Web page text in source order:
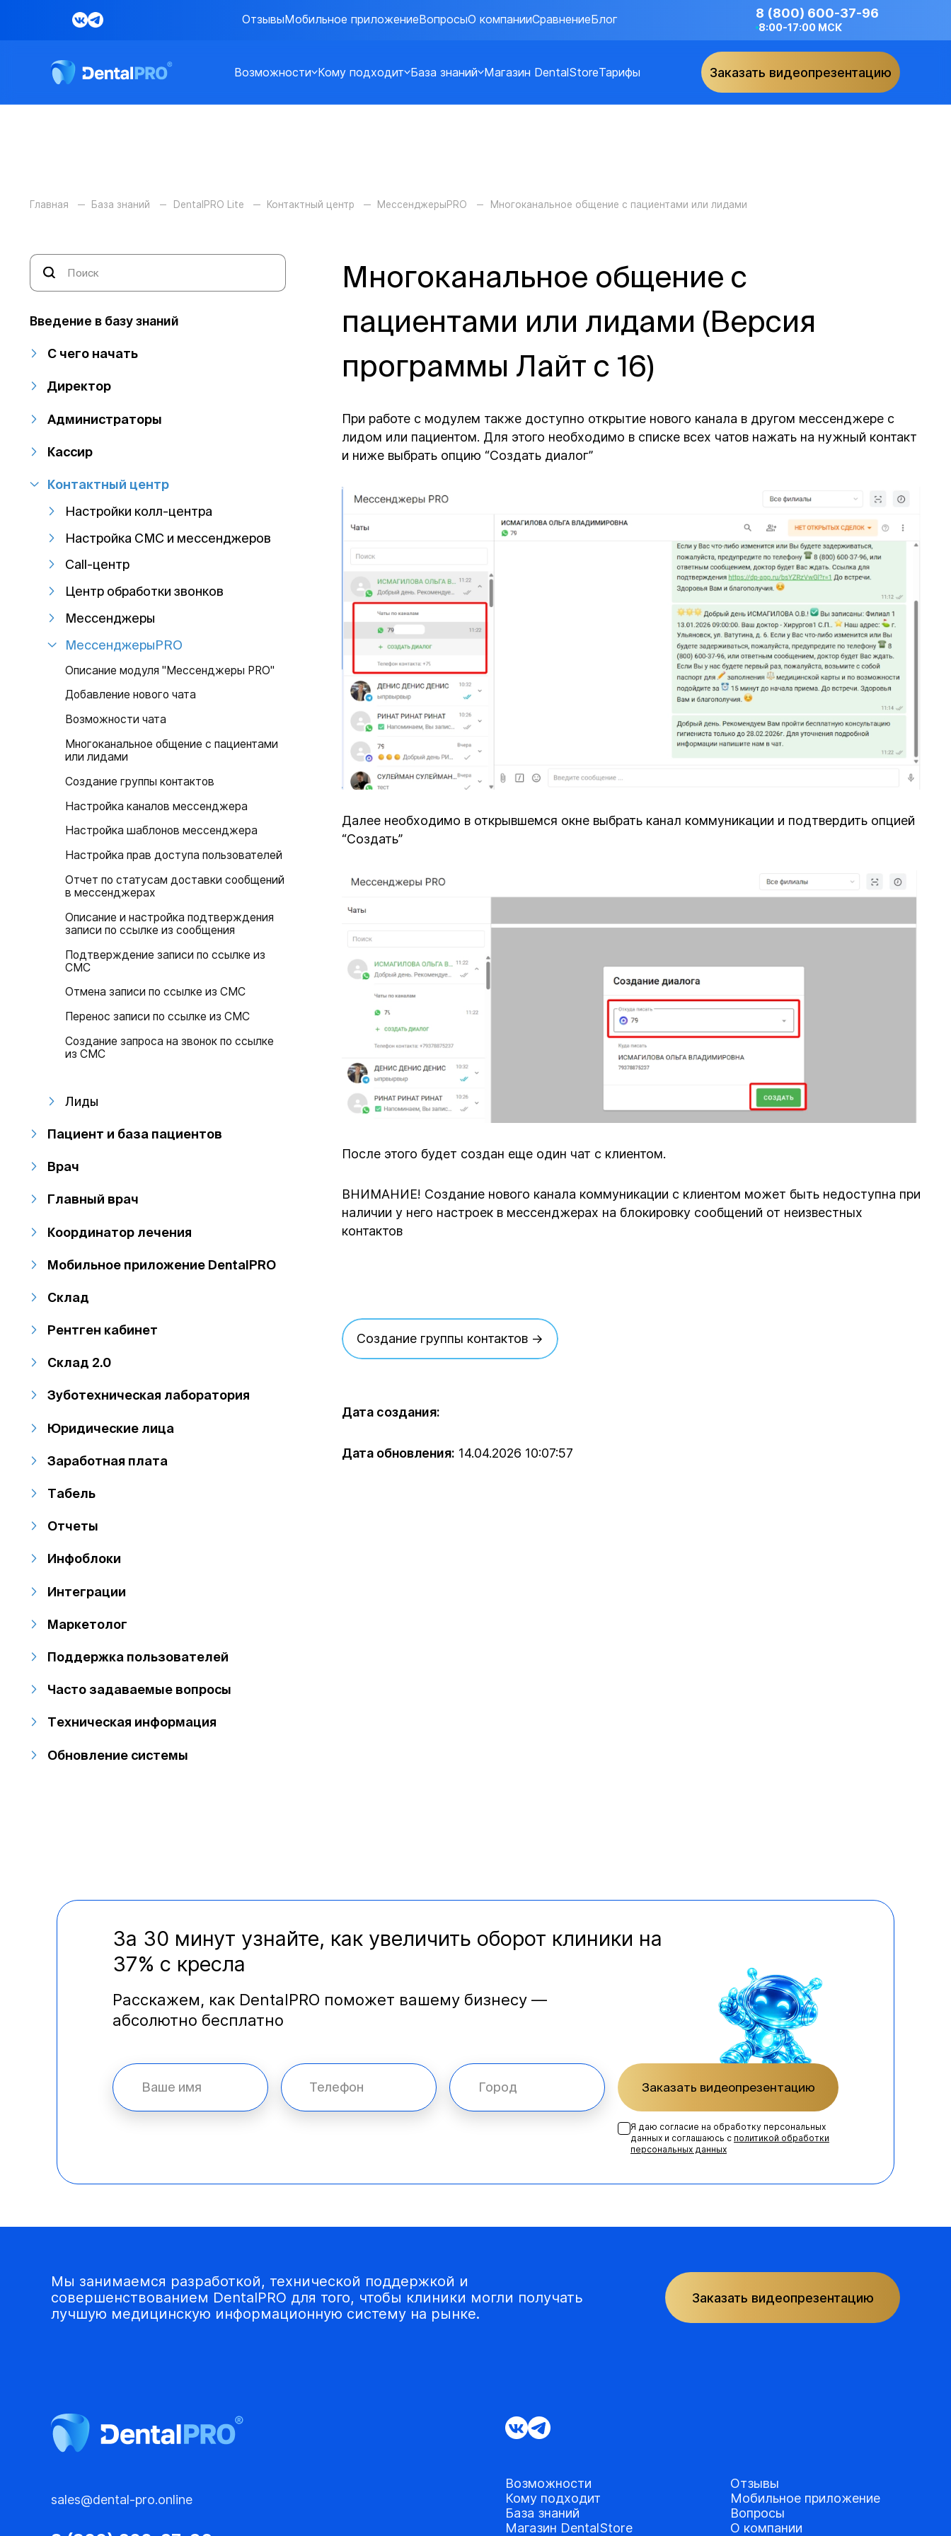
ОтзывыМобильное приложениеВопросыО компанииСравнениеБлог 8 (800) 600-37-96
8:00-17:00 МСК
Возможности Кому подходит База знаний Магазин DentalStoreТарифы Заказать видеопрезентацию
Главная База знаний DentalPRO Lite Контактный центр МессенджерыPRO Многоканальное общение с пациентами или лидами
Введение в базу знаний
С чего начать
Директор
Администраторы
Кассир
Контактный центр
Настройки колл-центра
Настройка СМС и мессенджеров
Call-центр
Центр обработки звонков
Мессенджеры
МессенджерыPRO
Описание модуля "Мессенджеры PRO"
Добавление нового чата
Возможности чата
Многоканальное общение с пациентами
или лидами
Создание группы контактов
Настройка каналов мессенджера
Настройка шаблонов мессенджера
Настройка прав доступа пользователей
Отчет по статусам доставки сообщений
в мессенджерах
Описание и настройка подтверждения
записи по ссылке из сообщения
Подтверждение записи по ссылке из
СМС
Отмена записи по ссылке из СМС
Перенос записи по ссылке из СМС
Создание запроса на звонок по ссылке
из СМС
Лиды
Пациент и база пациентов
Врач
Главный врач
Координатор лечения
Мобильное приложение DentalPRO
Склад
Рентген кабинет
Склад 2.0
Зуботехническая лаборатория
Юридические лица
Заработная плата
Табель
Отчеты
Инфоблоки
Интеграции
Маркетолог
Поддержка пользователей
Часто задаваемые вопросы
Техническая информация
Обновление системы
Многоканальное общение с
пациентами или лидами (Версия
программы Лайт с 16)
При работе с модулем также доступно открытие нового канала в другом мессенджере с
лидом или пациентом. Для этого необходимо в списке всех чатов нажать на нужный контакт
и ниже выбрать опцию “Создать диалог”
Далее необходимо в открывшемся окне выбрать канал коммуникации и подтвердить опцией
“Создать”
После этого будет создан еще один чат с клиентом.
ВНИМАНИЕ! Создание нового канала коммуникации с клиентом может быть недоступна при
наличии у него настроек в мессенджерах на блокировку сообщений от неизвестных
контактов
Создание группы контактов →
Дата создания:
Дата обновления: 14.04.2026 10:07:57
За 30 минут узнайте, как увеличить оборот клиники на
37% с кресла
Расскажем, как DentalPRO поможет вашему бизнесу —
абсолютно бесплатно
Заказать видеопрезентацию
Я даю согласие на обработку персональных
данных и соглашаюсь с политикой обработки
персональных данных
Мы занимаемся разработкой, технической поддержкой и
совершенствованием DentalPRO для того, чтобы клиники могли получать
лучшую медицинскую информационную систему на рынке.
Заказать видеопрезентацию
sales@dental-pro.online
Возможности
Кому подходит
База знаний
Магазин DentalStore
Отзывы
Мобильное приложение
Вопросы
О компании